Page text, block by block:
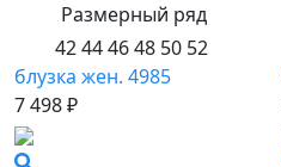
Размерный ряд
42 44 46 48 50 52
блузка жен. 4985
7 498 ₽